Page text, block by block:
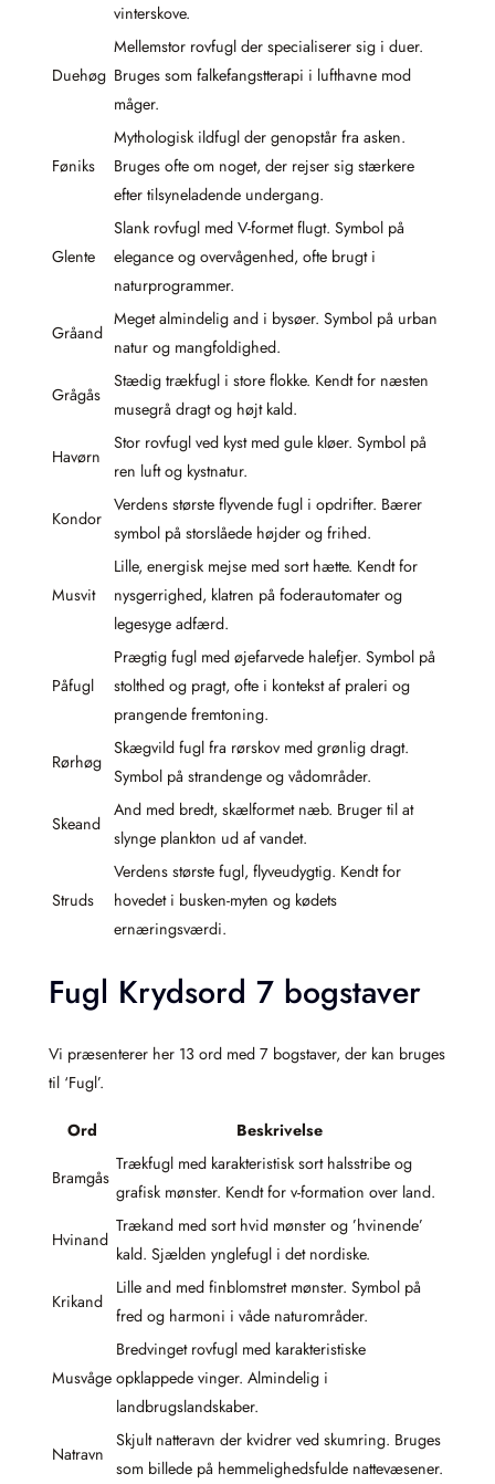
vinterskove.
Duehøg
Mellemstor rovfugl der specialiserer sig i duer.
Bruges som falkefangstterapi i lufthavne mod
måger.
Føniks
Mythologisk ildfugl der genopstår fra asken.
Bruges ofte om noget, der rejser sig stærkere
efter tilsyneladende undergang.
Glente
Slank rovfugl med V-formet flugt. Symbol på
elegance og overvågenhed, ofte brugt i
naturprogrammer.
Gråand
Meget almindelig and i bysøer. Symbol på urban
natur og mangfoldighed.
Grågås
Stædig trækfugl i store flokke. Kendt for næsten
musegrå dragt og højt kald.
Havørn
Stor rovfugl ved kyst med gule kløer. Symbol på
ren luft og kystnatur.
Kondor
Verdens største flyvende fugl i opdrifter. Bærer
symbol på storslåede højder og frihed.
Musvit
Lille, energisk mejse med sort hætte. Kendt for
nysgerrighed, klatren på foderautomater og
legesyge adfærd.
Påfugl
Prægtig fugl med øjefarvede halefjer. Symbol på
stolthed og pragt, ofte i kontekst af praleri og
prangende fremtoning.
Rørhøg
Skægvild fugl fra rørskov med grønlig dragt.
Symbol på strandenge og vådområder.
Skeand
And med bredt, skælformet næb. Bruger til at
slynge plankton ud af vandet.
Struds
Verdens største fugl, flyveudygtig. Kendt for
hovedet i busken-myten og kødets
ernæringsværdi.
Fugl Krydsord 7 bogstaver
Vi præsenterer her 13 ord med 7 bogstaver, der kan bruges
til ‘Fugl’.
Ord Beskrivelse
Bramgås
Trækfugl med karakteristisk sort halsstribe og
grafisk mønster. Kendt for v-formation over land.
Hvinand
Trækand med sort hvid mønster og ’hvinende’
kald. Sjælden ynglefugl i det nordiske.
Krikand
Lille and med finblomstret mønster. Symbol på
fred og harmoni i våde naturområder.
Musvåge
Bredvinget rovfugl med karakteristiske
opklappede vinger. Almindelig i
landbrugslandskaber.
Natravn
Skjult natteravn der kvidrer ved skumring. Bruges
som billede på hemmelighedsfulde nattevæsener.